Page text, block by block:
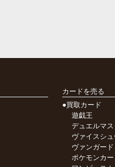
カードを売る
●買取カード
遊戯王
デュエルマ
ヴァイスシ
ヴァンガード
ポケモンカー